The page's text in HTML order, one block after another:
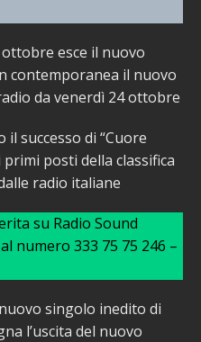
ottobre esce il nuovo
contemporanea il nuovo
da venerdì 24 ottobre
successo di “Cuore
posti della classifica
radio italiane
su Radio Sound
al numero 333 75 75 246 –
singolo inedito di
l’uscita del nuovo